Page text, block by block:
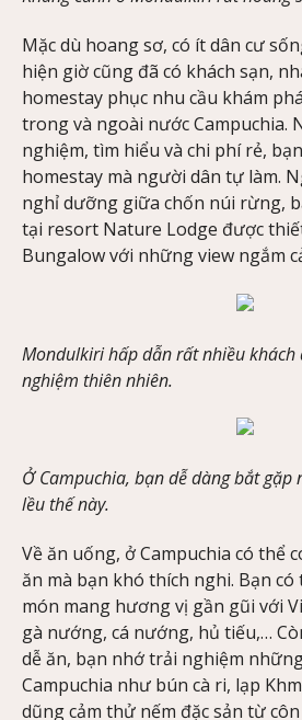
Mặc dù hoang sơ, có ít dân cư
hiện giờ cũng đã có khách sạn,
homestay phục nhu cầu khám
trong và ngoài nước Campuchia.
nghiệm, tìm hiểu và chi phí rẻ,
homestay mà người dân tự làm.
nghỉ dưỡng giữa chốn núi rừng,
tại resort Nature Lodge được
Bungalow với những view ngắm
Mondulkiri hấp dẫn rất nhiều
nghiệm thiên nhiên.
Ở Campuchia, bạn dễ dàng bắt
lều thế này.
Về ăn uống, ở Campuchia có thể
ăn mà bạn khó thích nghi. Bạn
món mang hương vị gần gũi với
gà nướng, cá nướng, hủ tiếu,…
dễ ăn, bạn nhớ trải nghiệm
Campuchia như bún cà ri, lạp
dũng cảm thử nếm đặc sản từ